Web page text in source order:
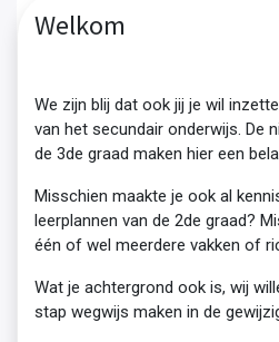
Welkom
We zijn blij dat ook jij je wil
van het secundair onderwijs. De
de 3de graad maken hier een
Misschien maakte je ook al
leerplannen van de 2de graad?
één of wel meerdere vakken of
Wat je achtergrond ook is, wij
stap wegwijs maken in de